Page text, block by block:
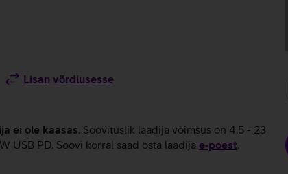
Lisan võrdlusesse
ei ole kaasas. Soovituslik laadija võimsus on 4.5 - 23
W USB PD. Soovi korral saad osta laadija e‑poest.